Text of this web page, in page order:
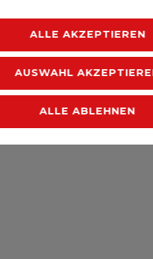
ALLE AKZEPTIEREN
AUSWAHL
ALLE ABLEHNEN